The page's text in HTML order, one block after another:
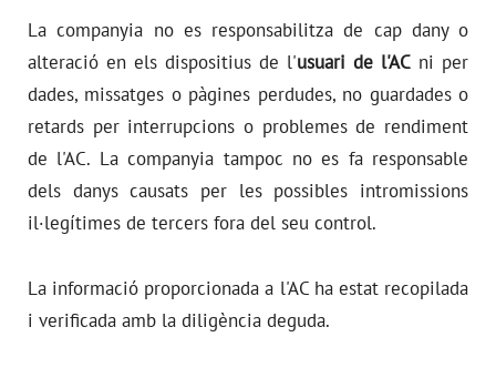
La companyia no es responsabilitza de cap dany o
alteració en els dispositius de l'usuari de l'AC ni per
dades, missatges o pàgines perdudes, no guardades o
retards per interrupcions o problemes de rendiment
de l'AC. La companyia tampoc no es fa responsable
dels danys causats per les possibles intromissions
il·legítimes de tercers fora del seu control.
La informació proporcionada a l'AC ha estat recopilada
i verificada amb la diligència deguda.